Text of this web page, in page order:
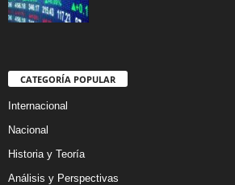
CATEGORÍA POPULAR
Internacional
Nacional
Historia y Teoría
Análisis y Perspectivas